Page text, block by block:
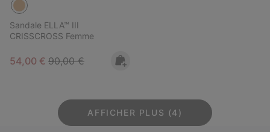
Sandale ELLA™ III
CRISSCROSS Femme
Sale price:
54,00 € Regular price:
90,00 €
AFFICHER PLUS (4)